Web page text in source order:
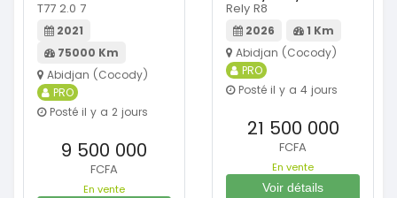
T77 2.0 7
2021
75000 Km
Abidjan (Cocody)
PRO
Posté il y a 2 jours
9 500 000
FCFA
En vente
Rely R8
2026
1 Km
Abidjan (Cocody)
PRO
Posté il y a 4 jours
21 500 000
FCFA
En vente
Voir détails